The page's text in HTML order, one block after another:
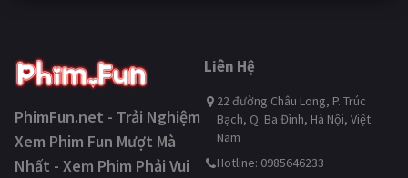
PhimFun.net - Trải Nghiệm
Xem Phim Fun Mượt Mà
Nhất - Xem Phim Phải Vui
Liên Hệ
22 đường Châu Long, P. Trúc
Bạch, Q. Ba Đình, Hà Nội, Việt
Nam
Hotline: 0985646233